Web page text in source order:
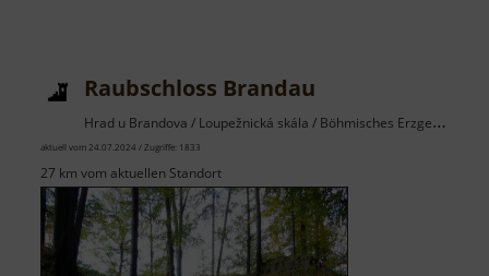
Raubschloss Brandau
Hrad u Brandova / Loupežnická skála / Böhmisches Erzgebirge
aktuell vom 24.07.2024 / Zugriffe: 1833
27 km vom aktuellen Standort